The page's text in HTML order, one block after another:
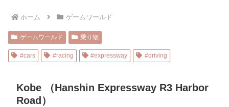
ホーム ゲームワールド
ゲームワールド 乗り物
#cars #racing #expressway #driving
Kobe （Hanshin Expressway R3 Harbor
Road）